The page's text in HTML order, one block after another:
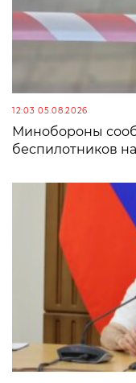
12:03 05.08.2026
Минобороны
беспилотников